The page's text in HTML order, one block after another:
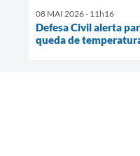
08 MAI 2026 - 11h16
Defesa Civil alerta
queda de